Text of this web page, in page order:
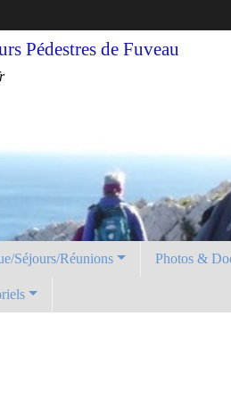
Pédestres de Fuveau
Séjours/Réunions Photos &